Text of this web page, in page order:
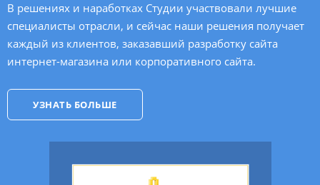
В решениях и наработках Студии участвовали лучшие
специалисты отрасли, и сейчас наши решения получает
каждый из клиентов, заказавший разработку сайта
интернет-магазина или корпоративного сайта.
УЗНАТЬ БОЛЬШЕ